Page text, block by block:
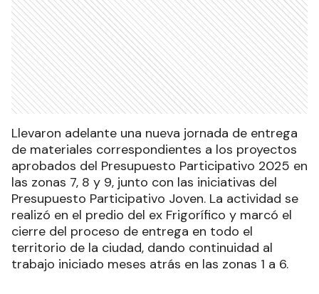
Llevaron adelante una nueva jornada de entrega
de materiales correspondientes a los proyectos
aprobados del Presupuesto Participativo 2025 en
las zonas 7, 8 y 9, junto con las iniciativas del
Presupuesto Participativo Joven. La actividad se
realizó en el predio del ex Frigorífico y marcó el
cierre del proceso de entrega en todo el
territorio de la ciudad, dando continuidad al
trabajo iniciado meses atrás en las zonas 1 a 6.